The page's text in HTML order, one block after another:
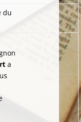
du
a